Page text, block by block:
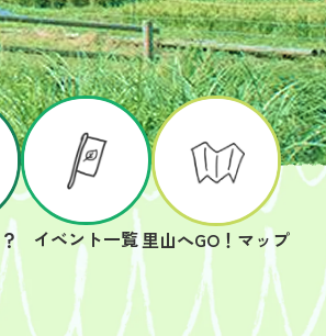
イベント一覧里山へGO！マップ